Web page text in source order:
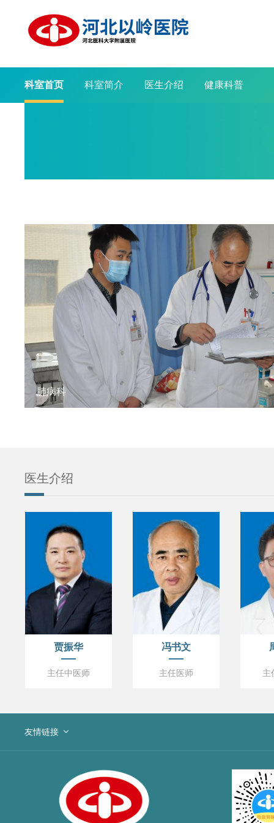
科室首页 科室简介 医生介绍 健康科普
肺病科
医生介绍
贾振华
主任中医师
冯书文
主任医师 主
友情链接